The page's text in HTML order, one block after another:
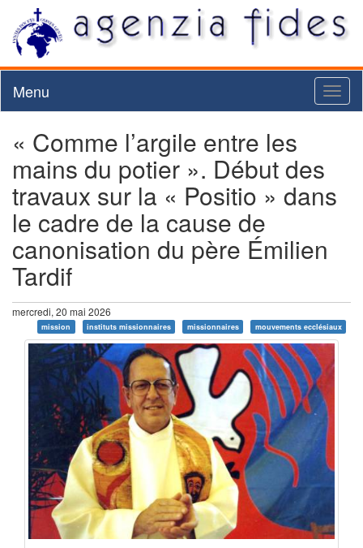
Menu
« Comme l’argile entre les
mains du potier ». Début des
travaux sur la « Positio » dans
le cadre de la cause de
canonisation du père Émilien
Tardif
mercredi, 20 mai 2026
mission instituts missionnaires missionnaires mouvements ecclésiaux